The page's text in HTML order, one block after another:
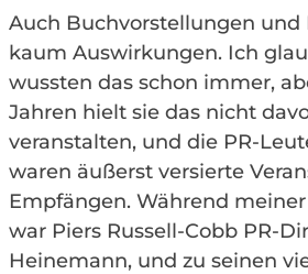
Auch Buchvorstellungen und
kaum Auswirkungen. Ich
wussten das schon immer,
Jahren hielt sie das nicht
veranstalten, und die PR-
waren äußerst versierte
Empfängen. Während
war Piers Russell-Cobb PR-
Heinemann, und zu seinen